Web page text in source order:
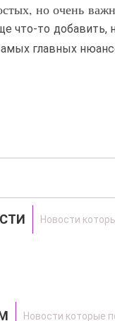
но очень
что-то добавить,
главных